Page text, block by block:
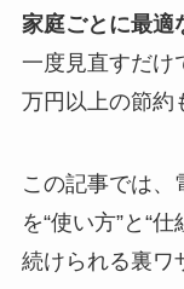
家庭ごとに最適
一度見直すだけ
万円以上の節約
この記事では、
を“使い方”と“
続けられる裏ワ